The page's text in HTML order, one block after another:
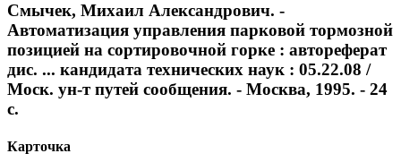
Смычек, Михаил Александрович. -
Автоматизация управления парковой тормозной
позицией на сортировочной горке : автореферат
дис. ... кандидата технических наук : 05.22.08 /
Моск. ун-т путей сообщения. - Москва, 1995. - 24
с.
Карточка